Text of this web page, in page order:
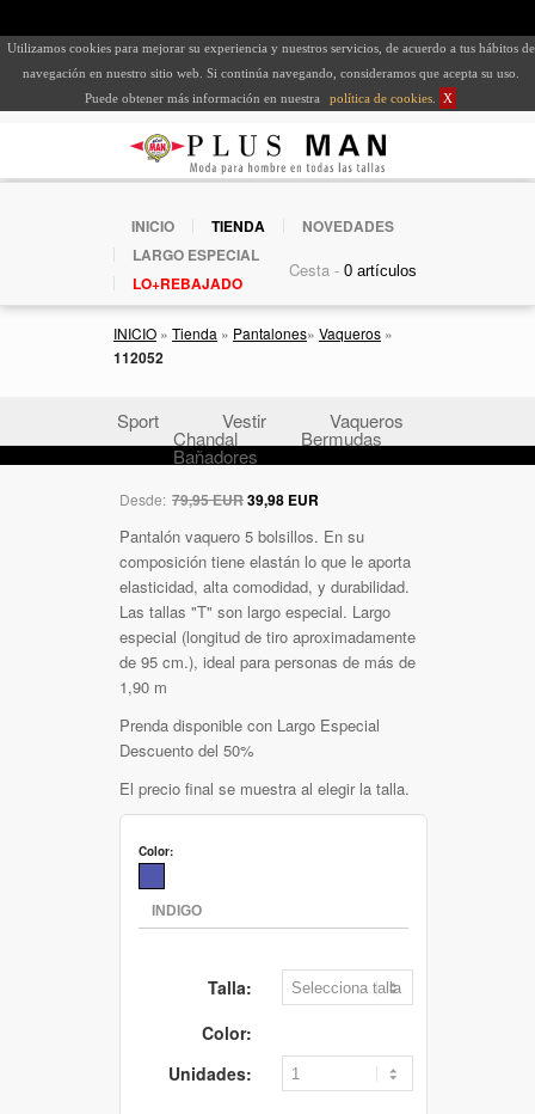
Utilizamos cookies para mejorar su experiencia y nuestros servicios, de acuerdo a tus hábitos de
navegación en nuestro sitio web. Si continúa navegando, consideramos que acepta su uso.
Puede obtener más información en nuestra
política de cookies X
INICIO TIENDA
NOVEDADES
LARGO ESPECIAL
LO+REBAJADO
Cesta -
INICIO » Tienda » Pantalones» Vaqueros »
112052
Sport Vestir Vaqueros
Chandal Bermudas
Bañadores
Desde: 79,95 EUR39,98 EUR
Pantalón vaquero 5 bolsillos. En su
composición tiene elastán lo que le aporta
elasticidad, alta comodidad, y durabilidad.
Las tallas "T" son largo especial. Largo
especial (longitud de tiro aproximadamente
de 95 cm.), ideal para personas de más de
1,90 m
Prenda disponible con Largo Especial
Descuento del 50%
El precio final se muestra al elegir la talla.
Color:
Talla:
Color:
Unidades: